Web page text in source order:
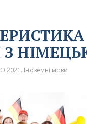
2021. Іноземні мови